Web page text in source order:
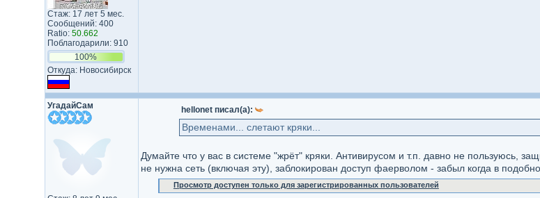
Стаж: 17 лет 5 мес.
Сообщений: 400
Ratio: 50.662
Поблагодарили: 910
100%
Откуда: Новосибирск
УгадайСам hellonet писал(а):
Временами... слетают кряки...
Думайте что у вас в системе "жрёт" кряки. Антивирусом и т.п. давно не пользуюсь,
не нужна сеть (включая эту), заблокирован доступ фаерволом - забыл когда в
Просмотр доступен только для зарегистрированных пользователей